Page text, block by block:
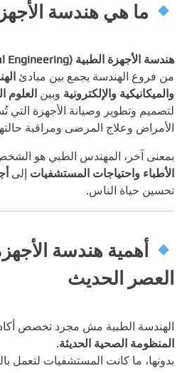
ما هي هندسة
هندسة الأجهزة الطبية (Biomedical Engineering)
من فروع الهندسة يجمع بين مبادئ
والميكانيكية والإلكترونية وبين العلوم
لتصميم وتطوير وصيانة الأجهزة
الأمراض وعلاج المرضى ومراقبة
بمعنى آخر، المهندس الطبي هو
الأطباء واحتياجات المستشفيات إلى
تحسين حياة الناس.
أهمية هندسة
العصر الحديث
الهندسة الطبية مش مجرد تخصص
المنظومة الصحية الحديثة.
بدونها، ما كانت المستشفيات لتعمل